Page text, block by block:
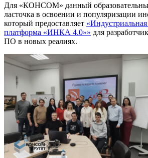
Для «КОНСОМ» данный
ласточка в освоении и популяризации
который предоставляет
платформа «ИНКА 4.0»» для
ПО в новых реалиях.